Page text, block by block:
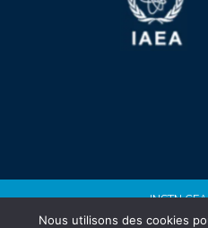
INSTN
Politique de
Nous utilisons des cookies